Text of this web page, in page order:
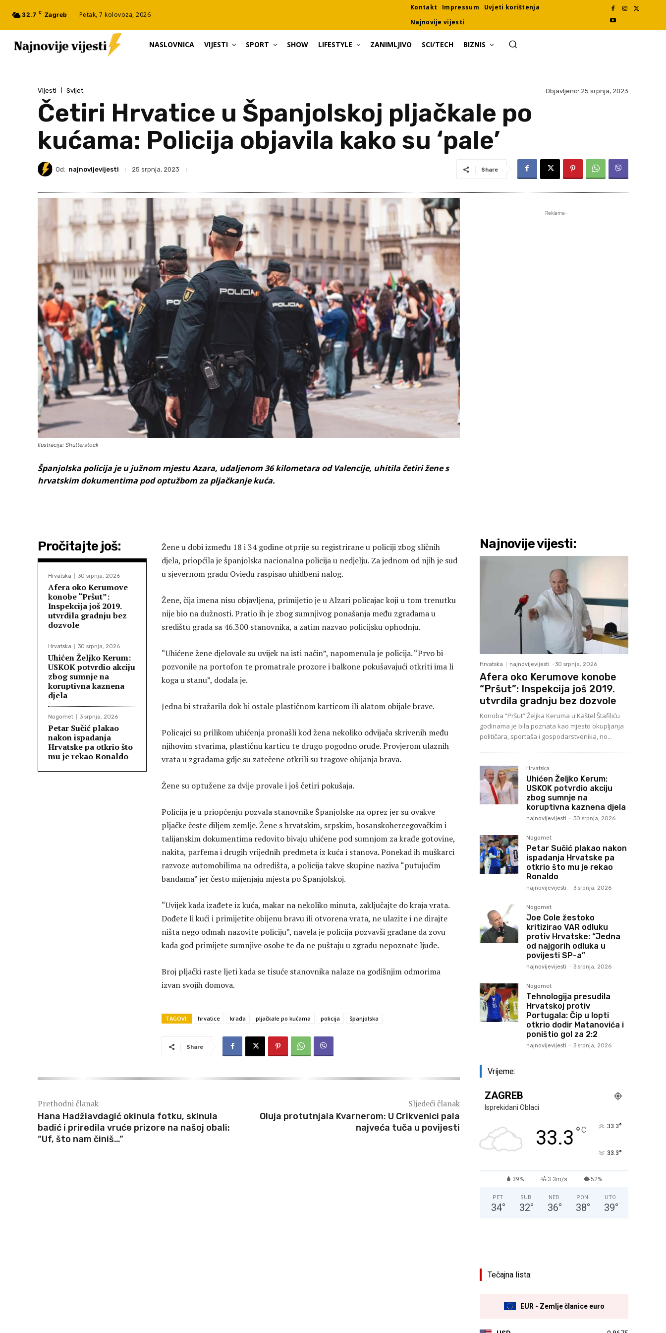
32.7 C Zagreb Petak, 7 kolovoza, 2026
Kontakt Impressum
Uvjeti korištenja
Najnovije vijesti
NASLOVNICA VIJESTI SPORT SHOW LIFESTYLE ZANIMLJIVO SCI/TECH BIZNIS
Vijesti Svijet Objavljeno: 25 srpnja, 2023
Četiri Hrvatice u Španjolskoj pljačkale po
kućama: Policija objavila kako su ‘pale’
Od: najnovijevijesti 25 srpnja, 2023 Share
Ilustracija: Shutterstock
Španjolska policija je u južnom mjestu Azara, udaljenom 36 kilometara od Valencije, uhitila četiri žene s
hrvatskim dokumentima pod optužbom za pljačkanje kuća.
Pročitajte još:
Hrvatska 30 srpnja, 2026
Afera oko Kerumove
konobe “Pršut”:
Inspekcija još 2019.
utvrdila gradnju bez
dozvole
Hrvatska 30 srpnja, 2026
Uhićen Željko Kerum:
USKOK potvrdio akciju
zbog sumnje na
koruptivna kaznena
djela
Nogomet 3 srpnja, 2026
Petar Sučić plakao
nakon ispadanja
Hrvatske pa otkrio što
mu je rekao Ronaldo
Žene u dobi između 18 i 34 godine otprije su registrirane u policiji zbog sličnih
djela, priopćila je španjolska nacionalna policija u nedjelju. Za jednom od njih je sud
u sjevernom gradu Oviedu raspisao uhidbeni nalog.
Žene, čija imena nisu objavljena, primijetio je u Alzari policajac koji u tom trenutku
nije bio na dužnosti. Pratio ih je zbog sumnjivog ponašanja među zgradama u
središtu grada sa 46.300 stanovnika, a zatim nazvao policijsku ophodnju.
“Uhićene žene djelovale su uvijek na isti način”, napomenula je policija. “Prvo bi
pozvonile na portofon te promatrale prozore i balkone pokušavajući otkriti ima li
koga u stanu”, dodala je.
Jedna bi stražarila dok bi ostale plastičnom karticom ili alatom obijale brave.
Policajci su prilikom uhićenja pronašli kod žena nekoliko odvijača skrivenih među
njihovim stvarima, plastičnu karticu te drugo pogodno oruđe. Provjerom ulaznih
vrata u zgradama gdje su zatečene otkrili su tragove obijanja brava.
Žene su optužene za dvije provale i još četiri pokušaja.
Policija je u priopćenju pozvala stanovnike Španjolske na oprez jer su ovakve
pljačke česte diljem zemlje. Žene s hrvatskim, srpskim, bosanskohercegovačkim i
talijanskim dokumentima redovito bivaju uhićene pod sumnjom za krađe gotovine,
nakita, parfema i drugih vrijednih predmeta iz kuća i stanova. Ponekad ih muškarci
razvoze automobilima na odredišta, a policija takve skupine naziva “putujućim
bandama” jer često mijenjaju mjesta po Španjolskoj.
“Uvijek kada izađete iz kuća, makar na nekoliko minuta, zaključajte do kraja vrata.
Dođete li kući i primijetite obijenu bravu ili otvorena vrata, ne ulazite i ne dirajte
ništa nego odmah nazovite policiju”, navela je policija pozvavši građane da zovu
kada god primijete sumnjive osobe te da ne puštaju u zgradu nepoznate ljude.
Broj pljački raste ljeti kada se tisuće stanovnika nalaze na godišnjim odmorima
izvan svojih domova.
TAGOVI: hrvatice krađa pljačkale po kućama policija španjolska
Share
Prethodni članak
Hana Hadžiavdagić okinula fotku, skinula
badić i priredila vruće prizore na našoj obali:
“Uf, što nam činiš…”
Sljedeći članak
Oluja protutnjala Kvarnerom: U Crikvenici pala
najveća tuča u povijesti
- Reklama-
Najnovije vijesti:
Hrvatska najnovijevijesti - 30 srpnja, 2026
Afera oko Kerumove konobe
“Pršut”: Inspekcija još 2019.
utvrdila gradnju bez dozvole
Konoba “Pršut” Željka Keruma u Kaštel Štafiliću
godinama je bila poznata kao mjesto okupljanja
političara, sportaša i gospodarstvenika, no...
Hrvatska
Uhićen Željko Kerum:
USKOK potvrdio akciju
zbog sumnje na
koruptivna kaznena djela
najnovijevijesti - 30 srpnja, 2026
Nogomet
Petar Sučić plakao nakon
ispadanja Hrvatske pa
otkrio što mu je rekao
Ronaldo
najnovijevijesti - 3 srpnja, 2026
Nogomet
Joe Cole žestoko
kritizirao VAR odluku
protiv Hrvatske: “Jedna
od najgorih odluka u
povijesti SP-a”
najnovijevijesti - 3 srpnja, 2026
Nogomet
Tehnologija presudila
Hrvatskoj protiv
Portugala: Čip u lopti
otkrio dodir Matanovića i
poništio gol za 2:2
najnovijevijesti - 3 srpnja, 2026
Vrijeme:
ZAGREB
Isprekidani Oblaci
33.3 °C 33.3°
33.3°
39% 3.3m/s 52%
PET
34°
SUB
32°
NED
36°
PON
38°
UTO
39°
Tečajna lista:
EUR - Zemlje članice euro